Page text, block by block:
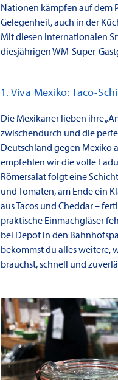
Nationen kämpfen auf dem
Gelegenheit, auch in der
Mit diesen internationalen
diesjährigen WM-Super-
1. Viva Mexiko: Taco-
Die Mexikaner lieben ihre
zwischendurch und die
Deutschland gegen Mexiko
empfehlen wir die volle
Römersalat folgt eine
und Tomaten, am Ende ein
aus Tacos und Cheddar –
praktische Einmachgläser
bei Depot in den
bekommst du alles weitere,
brauchst, schnell und